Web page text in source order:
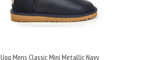
Ugg Mens Classic Mini Metallic Navy